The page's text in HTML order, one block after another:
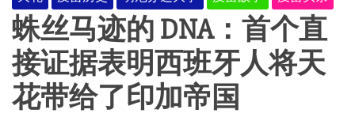
蛛丝马迹的 DNA：首个直
接证据表明西班牙人将天
花带给了印加帝国